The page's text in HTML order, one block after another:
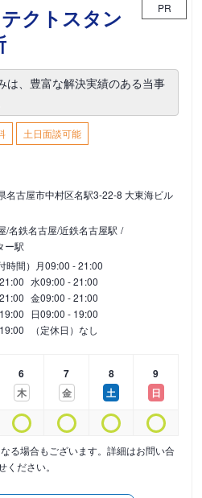
クトスタン
PR
は、豊富な解決実績のある当事
土日面談可能
名古屋市中村区名駅3-22-8 大東海ビル
/名鉄名古屋/近鉄名古屋駅
ー駅
時間） 月09:00 - 21:00
水09:00 - 21:00
金09:00 - 21:00
日09:00 - 19:00
（定休日）なし
6
木
7
金
8
土
9
日
る場合もございます。詳細はお問い合
ください。